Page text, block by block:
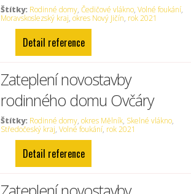
Štítky: Rodinné domy,Čedičové vlákno,Volné foukání,
Moravskoslezský kraj,okres Nový Jičín, rok 2021
Detail reference
Zateplení novostavby
rodinného domu Ovčáry
Štítky: Rodinné domy,okres Mělník, Skelné vlákno,
Středočeský kraj,Volné foukání, rok 2021
Detail reference